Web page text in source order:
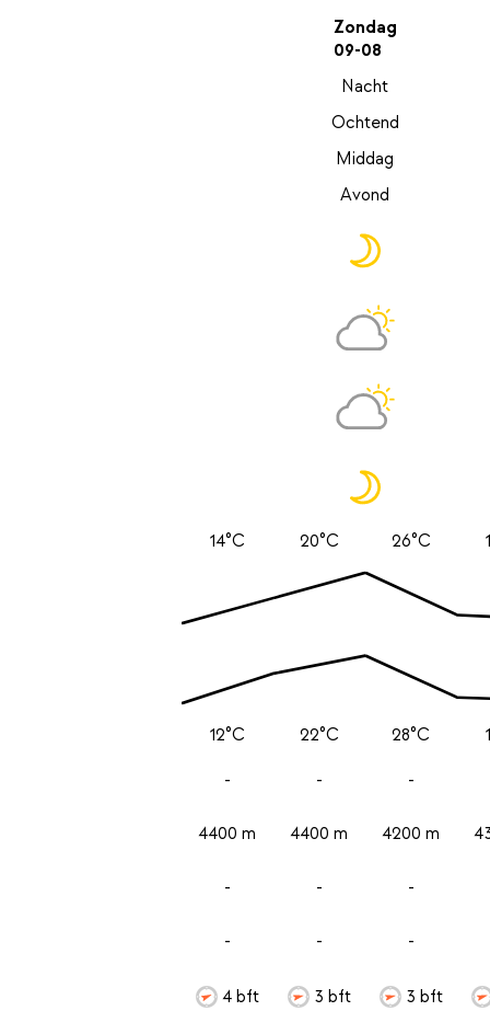
Zondag
09-08
Nacht
Ochtend
Middag
Avond
14°C
12°C
-
4400 m
-
-
4 bft
20°C
22°C
-
4400 m
-
-
3 bft
26°C
28°C
-
4200 m
-
-
3 bft